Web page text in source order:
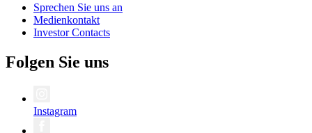
Sprechen Sie uns an
Medienkontakt
Investor Contacts
Folgen Sie uns
Instagram